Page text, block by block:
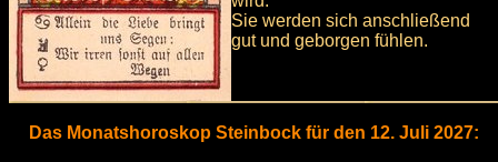
Sie werden sich anschließend
gut und geborgen fühlen.
Das Monatshoroskop Steinbock für den 12. Juli 2027: